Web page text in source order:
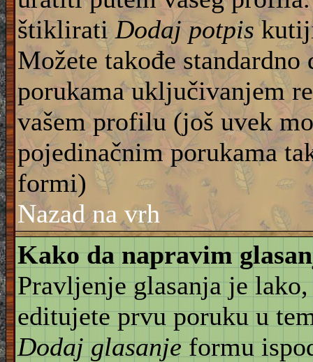
štiklirati Dodaj potpis
Možete takođe
porukama uključivanjem
vašem profilu (još uvek
pojedinačnim porukama
formi)
Nazad na vrh
Kako da napravim
Pravljenje glasanja je
editujete prvu poruku u
Dodaj glasanjeformu